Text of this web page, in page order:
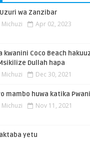
wa Zanzibar
Apr 02, 2023
kwanini Coco Beach
Dullah hapa
Dec 30, 2021
mambo huwa katika
Nov 11, 2021
yetu